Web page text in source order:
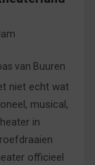
van Buuren
niet echt wat
musical,
in
officieel